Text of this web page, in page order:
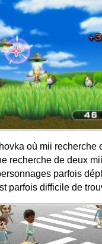
où mii recherche
recherche de deux
parfois
parfois difficile de